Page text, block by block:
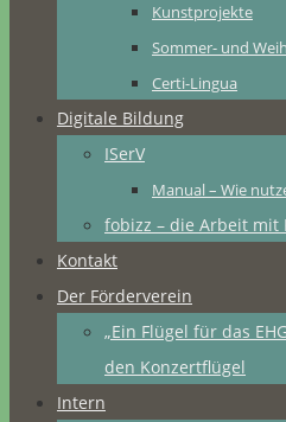
Kunstprojekte
Sommer- und
Certi-Lingua
Digitale Bildung
ISerV
Manual – Wie
fobizz – die Arbeit mit
Kontakt
Der Förderverein
„Ein Flügel für das
den Konzertflügel
Intern